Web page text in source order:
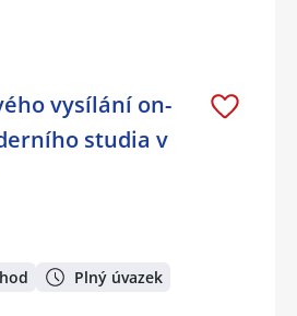
vysílání on-
studia v
Plný úvazek